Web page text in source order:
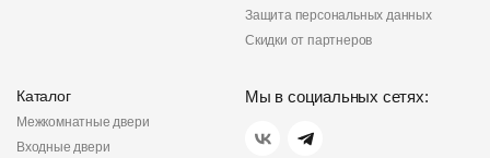
Защита персональных данных
Скидки от партнеров
Каталог
Межкомнатные двери
Входные двери
Мы в социальных сетях: